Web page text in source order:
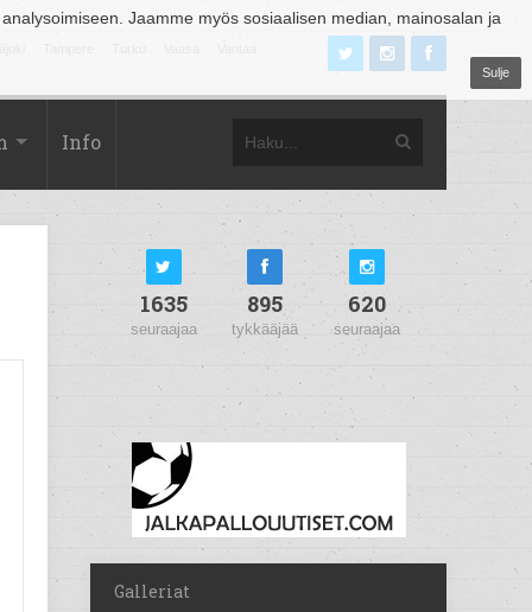
Jaamme myös sosiaalisen median, mainosalan ja
Sulje
Info
1635
seuraajaa
895
tykkääjää
620
seuraajaa
Galleriat